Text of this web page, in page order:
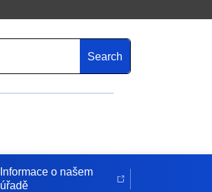
Search
Informace o našem
úřadě